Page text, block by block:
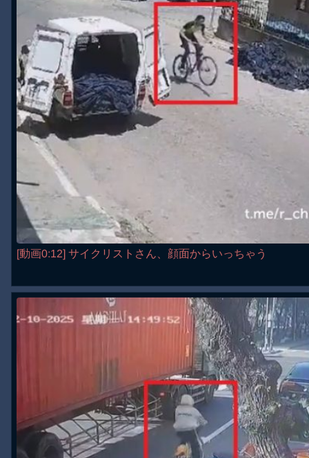
[動画0:12] サイクリストさん、顔面からいっちゃう